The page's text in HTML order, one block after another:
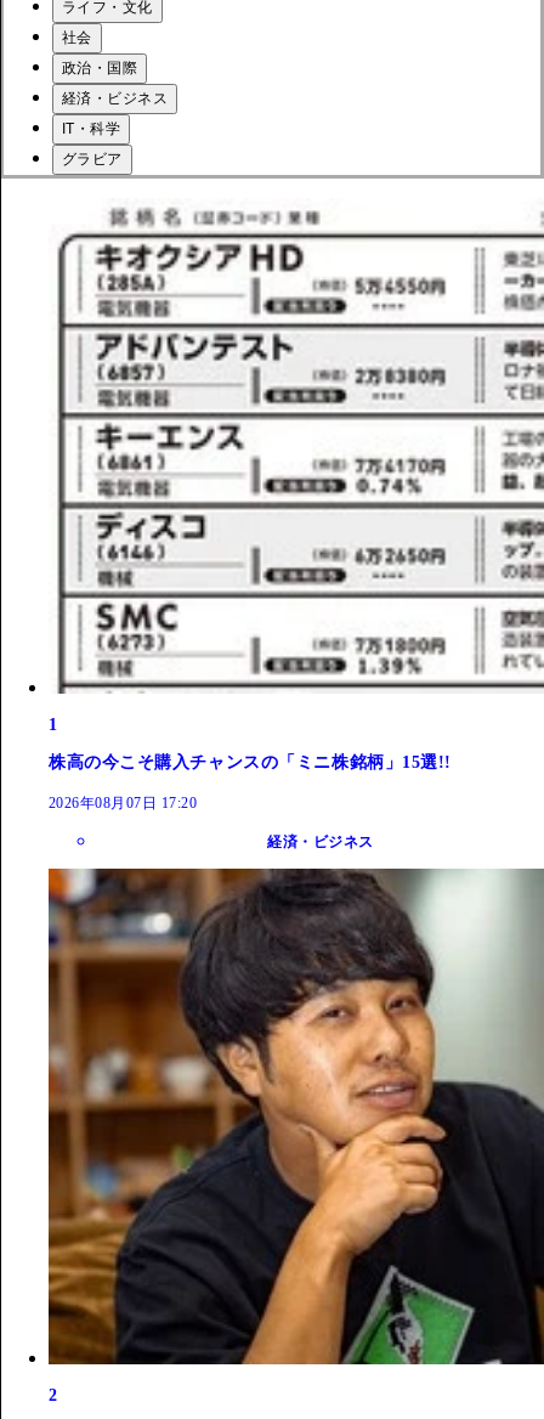
ライフ・文化
社会
政治・国際
経済・ビジネス
IT・科学
グラビア
1
株高の今こそ購入チャンスの「ミニ株銘柄」15選!!
2026年08月07日 17:20
経済・ビジネス
2